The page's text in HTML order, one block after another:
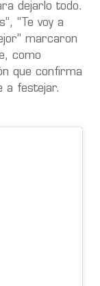
dejarlo todo.
“Te voy a
marcaron
como
que confirma
a festejar.